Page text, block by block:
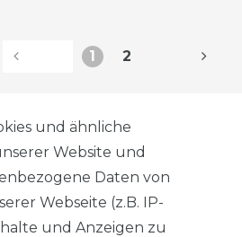
1 2
AGB
und ähnliche
Website und
Daten von
Webseite (z.B. IP-
und Anzeigen zu